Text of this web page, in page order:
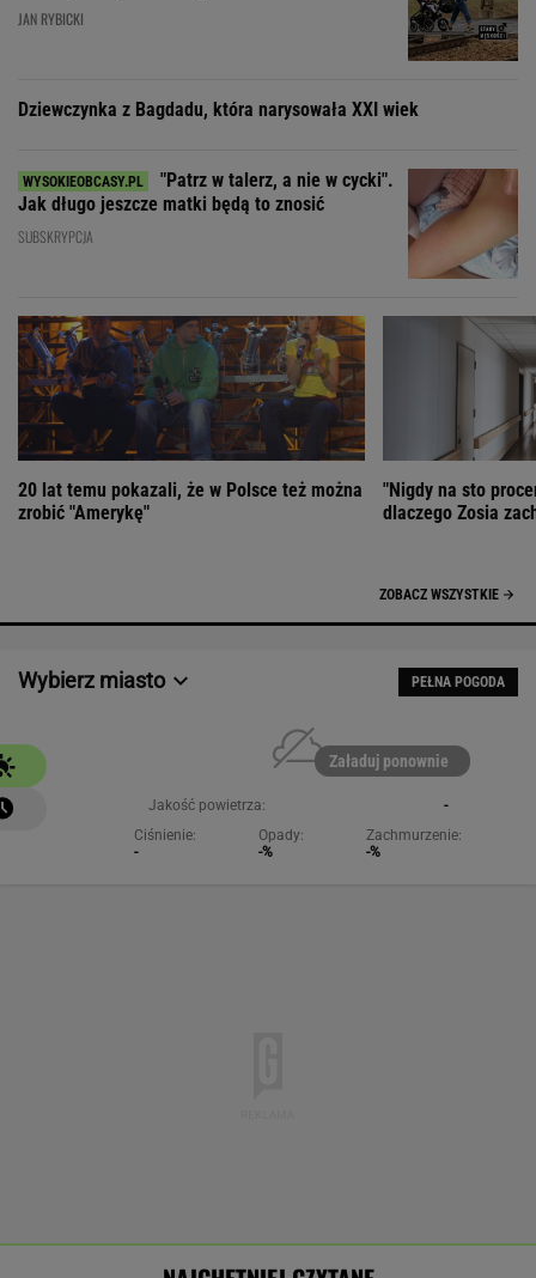
JAN RYBICKI
Dziewczynka z Bagdadu, która narysowała XXI wiek
"Patrz w talerz, a nie w cycki".
Jak długo jeszcze matki będą to znosić
SUBSKRYPCJA
20 lat temu pokazali, że w Polsce też można
zrobić "Amerykę"
"Nigdy na sto
dlaczego Zosia
ZOBACZ WSZYSTKIE
Wybierz miasto PEŁNA POGODA
Załaduj ponownie
Jakość powietrza:
-
Ciśnienie:
-
Opady:
-%
Zachmurzenie:
-%